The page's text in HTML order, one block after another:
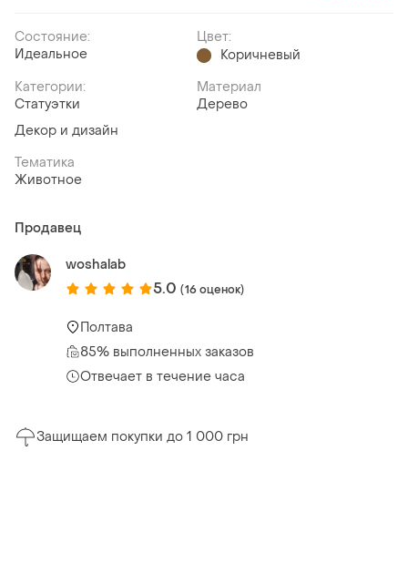
Состояние:
Идеальное
Цвет:
Коричневый
Категории:
Статуэтки
Декор и дизайн
Материал
Дерево
Тематика
Животное
Продавец
woshalab
5.0 (16 оценок)
Полтава
85% выполненных заказов
Отвечает в течение часа
Защищаем покупки до 1 000 грн